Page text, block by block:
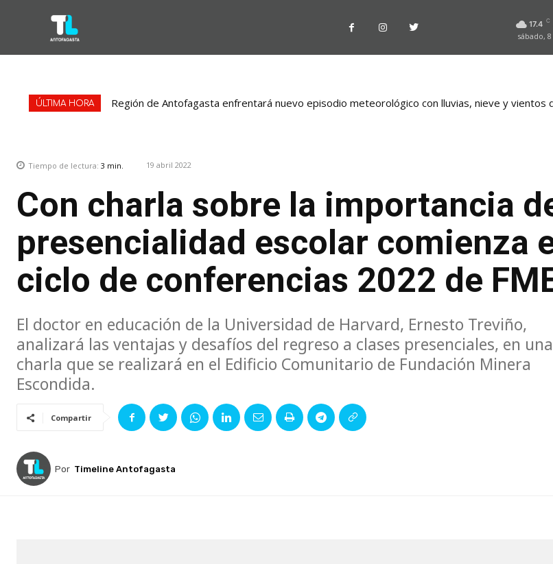
17.4 C
sábado,
ÚLTIMA HORA Región de Antofagasta enfrentará nuevo episodio meteorológico con lluvias, nieve y vientos
Tiempo de lectura: 3 min. 19 abril 2022
Con charla sobre la importancia
presencialidad escolar comienza
ciclo de conferencias 2022 de
El doctor en educación de la Universidad de Harvard, Ernesto Treviño,
analizará las ventajas y desafíos del regreso a clases presenciales, en una
charla que se realizará en el Edificio Comunitario de Fundación Minera
Escondida.
Compartir
Por Timeline Antofagasta